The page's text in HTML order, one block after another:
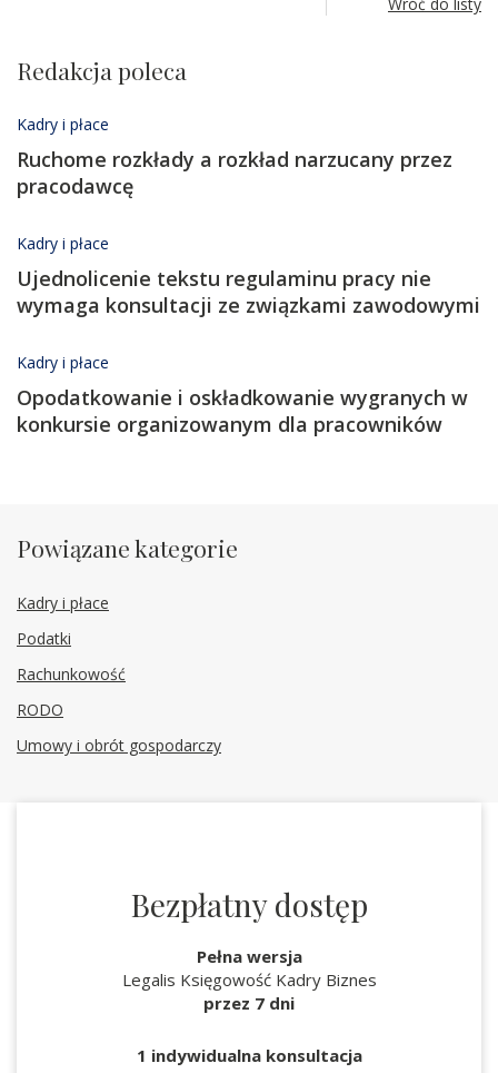
Redakcja poleca
Kadry i płace
Ruchome rozkłady a rozkład narzucany przez
pracodawcę
Kadry i płace
Ujednolicenie tekstu regulaminu pracy nie
wymaga konsultacji ze związkami zawodowymi
Kadry i płace
Opodatkowanie i oskładkowanie wygranych w
konkursie organizowanym dla pracowników
Powiązane kategorie
Kadry i płace
Podatki
Rachunkowość
RODO
Umowy i obrót gospodarczy
Bezpłatny dostęp
Pełna wersja
Legalis Księgowość Kadry Biznes
przez 7 dni
1 indywidualna konsultacja